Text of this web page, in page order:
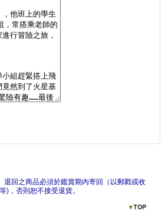
回之商品必須於鑑賞期內寄回（以郵戳或收
)，否則恕不接受退貨。